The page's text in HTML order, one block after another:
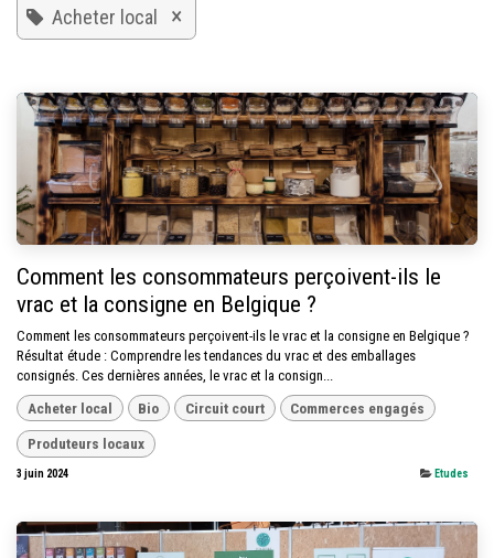
Acheter local ×
Comment les consommateurs perçoivent-ils le
vrac et la consigne en Belgique ?
Comment les consommateurs perçoivent-ils le vrac et la consigne en Belgique ?
Résultat étude : Comprendre les tendances du vrac et des emballages
consignés. Ces dernières années, le vrac et la consign...
Acheter local Bio Circuit court Commerces engagés
Produteurs locaux
3 juin 2024 Etudes